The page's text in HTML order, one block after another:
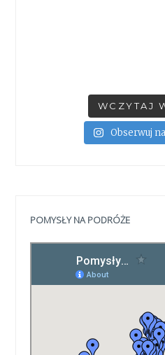
WCZYTAJ
Obserwuj
POMYSŁY NA PODRÓŻE